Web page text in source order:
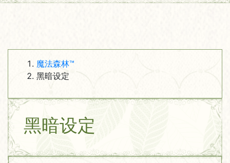
魔法森林™
黑暗设定
黑暗设定